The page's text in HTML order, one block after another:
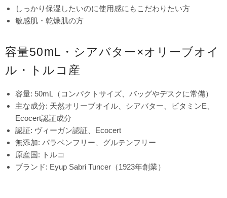
しっかり保湿したいのに使用感にもこだわりたい方
敏感肌・乾燥肌の方
容量50mL・シアバター×オリーブオイ
ル・トルコ産
容量: 50mL（コンパクトサイズ、バッグやデスクに常備）
主な成分: 天然オリーブオイル、シアバター、ビタミンE、
Ecocert認証成分
認証: ヴィーガン認証、Ecocert
無添加: パラベンフリー、グルテンフリー
原産国: トルコ
ブランド: Eyup Sabri Tuncer（1923年創業）